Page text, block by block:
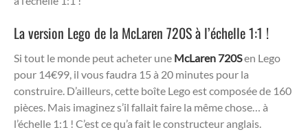
La version Lego de la McLaren 720S à l’échelle 1:1 !
Si tout le monde peut acheter une McLaren 720Sen Lego
pour 14€99, il vous faudra 15 à 20 minutes pour la
construire. D’ailleurs, cette boîte Lego est composée de 160
pièces. Mais imaginez s’il fallait faire la même chose… à
l’échelle 1:1 ! C’est ce qu’a fait le constructeur anglais.